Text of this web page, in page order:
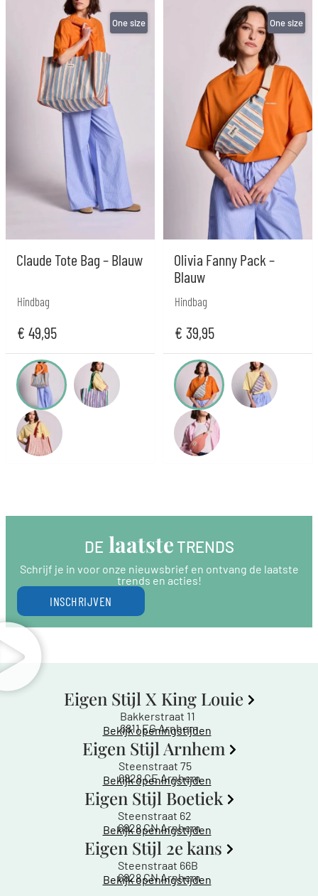
Claude Tote Bag – Blauw
Hindbag
€ 49,95
One size
Olivia Fanny Pack –
Blauw
Hindbag
€ 39,95
One size
DE laatste TRENDS
Schrijf je in voor onze nieuwsbrief en ontvang de laatste
trends en acties!
INSCHRIJVEN
Eigen Stijl X King Louie
Bakkerstraat 11
6811 EG Arnhem
Bekijk openingstijden
Eigen Stijl Arnhem
Steenstraat 75
6828 CE Arnhem
Bekijk openingstijden
Eigen Stijl Boetiek
Steenstraat 62
6828 CN Arnhem
Bekijk openingstijden
Eigen Stijl 2e kans
Steenstraat 66B
6828 CN Arnhem
Bekijk openingstijden